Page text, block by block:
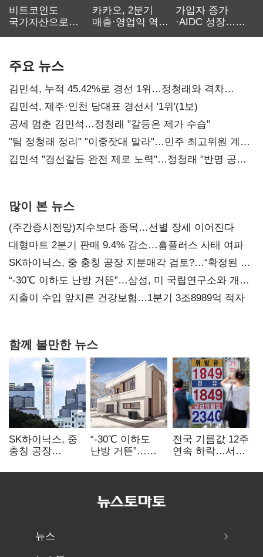
비트코인도
국가자산으로…'
카카오, 2분기
매출·영업익 역대
가입자 증가
·AIDC 성장…
주요 뉴스
김민석, 누적 45.42%로 경선 1위…정청래와 격차
0.86%p(2보)
김민석, 제주·인천 당대표 경선서 '1위'(1보)
공세 멈춘 김민석…정청래 "갈등은 제가 수습"
"팀 정청래 정리" "이중잣대 말라"…민주 최고위원 계파
다툼 격화
김민석 "경선갈등 완전 제로 노력"…정청래 "반명 공세
많이 본 뉴스
(주간증시전망)지수보다 종목…선별 장세 이어진다
대형마트 2분기 판매 9.4% 감소…홈플러스 사태 여파
SK하이닉스, 중 충칭 공장 지분매각 검토?…“확정된 바
없어”
“-30℃ 이하도 난방 거뜬”…삼성, 미 국립연구소와 개발
협력
지출이 수입 앞지른 건강보험…1분기 3조8989억 적자
함께 볼만한 뉴스
SK하이닉스, 중
충칭 공장
검토?…“확정된
“-30℃ 이하도
난방 거뜬”…
국립연구소와
전국 기름값 12주
연속 하락…서울
뉴스